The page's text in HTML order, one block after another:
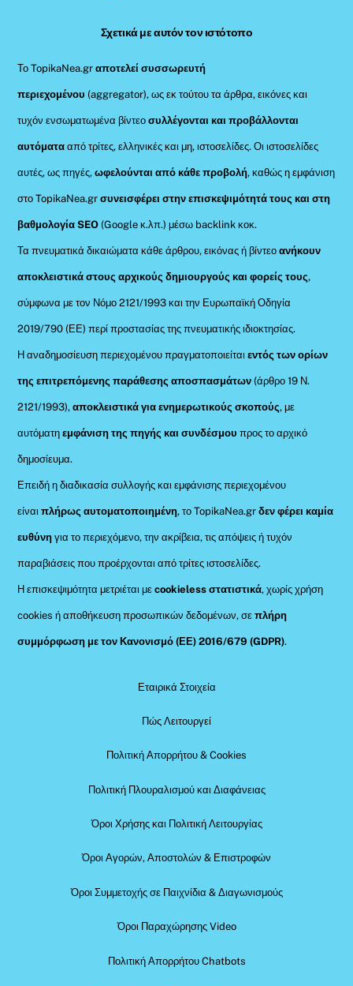
Σχετικά με αυτόν τον ιστότοπο
Το TopikaNea.grαποτελεί συσσωρευτή
περιεχομένου (aggregator), ως εκ τούτου τα άρθρα, εικόνες και
τυχόν ενσωματωμένα βίντεοσυλλέγονται και προβάλλονται
αυτόματααπό τρίτες, ελληνικές και μη, ιστοσελίδες. Οι ιστοσελίδες
αυτές, ως πηγές,ωφελούνται από κάθε προβολή, καθώς η εμφάνιση
στο TopikaNea.gr συνεισφέρει στην επισκεψιμότητά τους και στη
βαθμολογία SEO (Google κ.λπ.) μέσω backlink κοκ.
Τα πνευματικά δικαιώματα κάθε άρθρου, εικόνας ή βίντεοανήκουν
αποκλειστικά στους αρχικούς δημιουργούς και φορείς τους,
σύμφωνα με τον Νόμο 2121/1993 και την Ευρωπαϊκή Οδηγία
2019/790 (ΕΕ) περί προστασίας της πνευματικής ιδιοκτησίας.
Η αναδημοσίευση περιεχομένου πραγματοποιείταιεντός των ορίων
της επιτρεπόμενης παράθεσης αποσπασμάτων (άρθρο 19 Ν.
2121/1993), αποκλειστικά για ενημερωτικούς σκοπούς, με
αυτόματηεμφάνιση της πηγής και συνδέσμου προς το αρχικό
δημοσίευμα.
Επειδή η διαδικασία συλλογής και εμφάνισης περιεχομένου
είναιπλήρως αυτοματοποιημένη, το TopikaNea.grδεν φέρει καμία
ευθύνη για το περιεχόμενο, την ακρίβεια, τις απόψεις ή τυχόν
παραβιάσεις που προέρχονται από τρίτες ιστοσελίδες.
Η επισκεψιμότητα μετριέται μεcookieless στατιστικά, χωρίς χρήση
cookies ή αποθήκευση προσωπικών δεδομένων, σεπλήρη
συμμόρφωση με τον Κανονισμό (ΕΕ) 2016/679 (GDPR).
Εταιρικά Στοιχεία
Πώς Λειτουργεί
Πολιτική Απορρήτου & Cookies
Πολιτική Πλουραλισμού και Διαφάνειας
Όροι Χρήσης και Πολιτική Λειτουργίας
Όροι Αγορών, Αποστολών & Επιστροφών
Όροι Συμμετοχής σε Παιχνίδια & Διαγωνισμούς
Όροι Παραχώρησης Video
Πολιτική Απορρήτου Chatbots